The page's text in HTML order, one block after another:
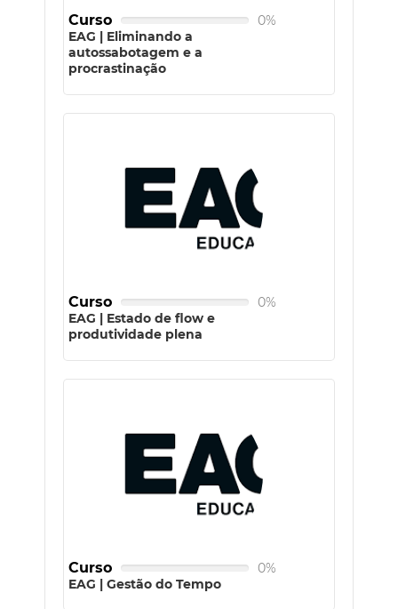
Curso
0%
EAG | Eliminando a
autossabotagem e a
procrastinação
Curso
0%
EAG | Estado de flow e
produtividade plena
Curso
0%
EAG | Gestão do Tempo